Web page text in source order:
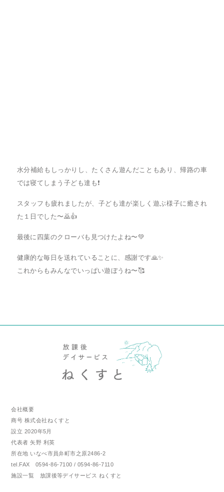
水分補給もしっかりし、たくさん遊んだこともあり、帰路の車
では寝てしまう子ども達も❗️
スタッフも疲れましたが、子ども達が楽しく遊ぶ様子に癒され
た１日でした〜🙇👍
最後に四葉のクローバも見つけたよね〜💚
健康的な毎日を送れていることに、感謝です🙏✨
これからもみんなでいっぱい遊ぼうね〜🥰
会社概要
商号 株式会社ねくすと
設立 2020年5月
代表者 矢野 利英
所在地 いなべ市員弁町市之原2486-2
tel.FAX 0594-86-7100 / 0594-86-7110
施設一覧 放課後等デイサービス ねくすと